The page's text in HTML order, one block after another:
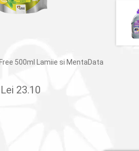
500ml Lamiie si MentaData
Lei 23.10